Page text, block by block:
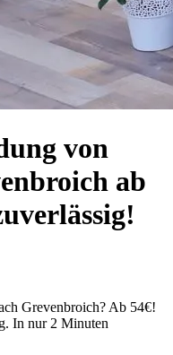
von
ab
Grevenbroich? Ab 54€!
In nur 2 Minuten